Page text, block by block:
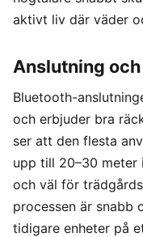
aktivt liv där väder
Anslutning
Bluetooth-
och erbjuder bra
ser att den flesta
upp till 20–30
och väl för
processen är snabb
tidigare enheter på